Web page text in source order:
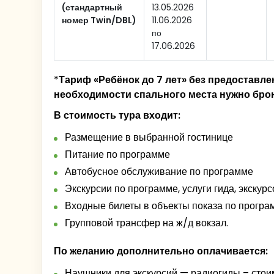
отеля «Корстон» (ул. Ершова д.1А)
- туристы, проживающие в отелях
Палас», встречаются с
- туристы, проживающие в отелях
входа в отель «Ногай» (ул.
14:50
Выезд на экскурсионную
- туристы, проживающие в отеле
отеля "Кристалл" (ул. Р. Яхина д.8)
включен в стоимость программы.
20:00 Заселение в гостиницу.
территории возвышались
С высоты Кремлевского холма
архитектура Кремля,
зодчего Пьетро Франческо. Он
времени.
16:00 Трансфер на ж/д вокзал.
(стандартный
номер Twin/DBL)
13.05.2026
11.06.2026
по
17.06.2026
*Тариф «Ребёнок до 7 лет» без
необходимости спального места нужно
В стоимость тура входит:
Размещение в выбранной гостинице
Питание по программе
Автобусное обслуживание по программе
Экскурсии по программе, услуги гида,
Входные билеты в объекты показа по
Групповой трансфер на ж/д вокзал.
По желанию дополнительно оплачивается: